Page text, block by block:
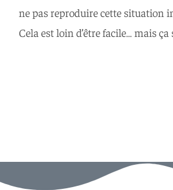
ne pas reproduire cette situation
Cela est loin d’être facile… mais ça